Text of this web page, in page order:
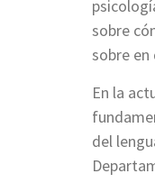
sobre
sobre
En la
del